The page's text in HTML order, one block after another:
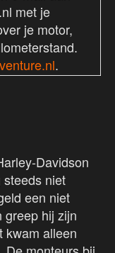
met je
je motor,
.
Davidson
niet
een niet
greep hij zijn
kwam alleen